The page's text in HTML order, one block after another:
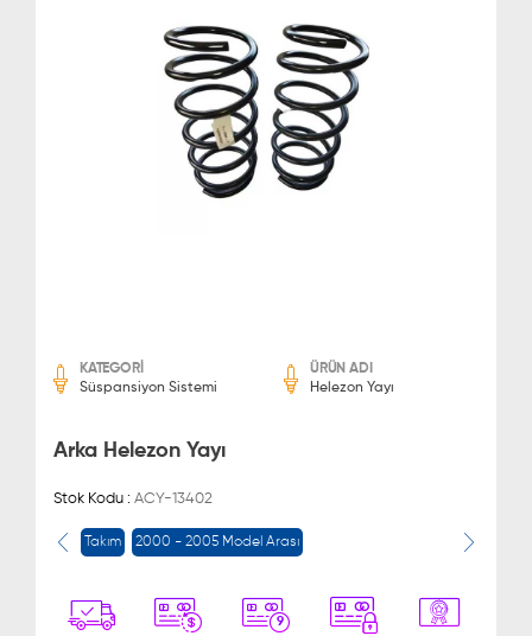
KATEGORİ
Süspansiyon Sistemi
ÜRÜN ADI
Helezon Yayı
Arka Helezon Yayı
Stok Kodu : ACY-13402
Takım 2000 - 2005 Model Arası
9